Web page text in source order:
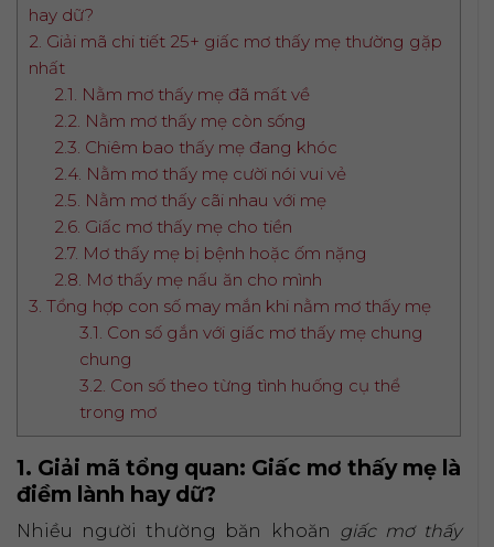
hay dữ?
2. Giải mã chi tiết 25+ giấc mơ thấy mẹ thường gặp
nhất
2.1. Nằm mơ thấy mẹ đã mất về
2.2. Nằm mơ thấy mẹ còn sống
2.3. Chiêm bao thấy mẹ đang khóc
2.4. Nằm mơ thấy mẹ cười nói vui vẻ
2.5. Nằm mơ thấy cãi nhau với mẹ
2.6. Giấc mơ thấy mẹ cho tiền
2.7. Mơ thấy mẹ bị bệnh hoặc ốm nặng
2.8. Mơ thấy mẹ nấu ăn cho mình
3. Tổng hợp con số may mắn khi nằm mơ thấy mẹ
3.1. Con số gắn với giấc mơ thấy mẹ chung
chung
3.2. Con số theo từng tình huống cụ thể
trong mơ
1. Giải mã tổng quan: Giấc mơ thấy mẹ là
điềm lành hay dữ?
Nhiều người thường băn khoăn
giấc mơ thấy